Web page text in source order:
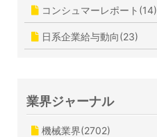
コンシュマーレポート(14)
日系企業給与動向(23)
業界ジャーナル
機械業界(2702)